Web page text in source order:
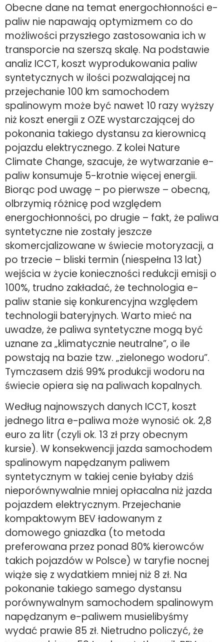
Obecne dane na temat energochłonności e-
paliw nie napawają optymizmem co do
możliwości przyszłego zastosowania ich w
transporcie na szerszą skalę. Na podstawie
analiz ICCT, koszt wyprodukowania paliw
syntetycznych w ilości pozwalającej na
przejechanie 100 km samochodem
spalinowym może być nawet 10 razy wyższy
niż koszt energii z OZE wystarczającej do
pokonania takiego dystansu za kierownicą
pojazdu elektrycznego. Z kolei Nature
Climate Change, szacuje, że wytwarzanie e-
paliw konsumuje 5-krotnie więcej energii.
Biorąc pod uwagę – po pierwsze – obecną,
olbrzymią różnicę pod względem
energochłonności, po drugie – fakt, że paliwa
syntetyczne nie zostały jeszcze
skomercjalizowane w świecie motoryzacji, a
po trzecie – bliski termin (niespełna 13 lat)
wejścia w życie konieczności redukcji emisji o
100%, trudno zakładać, że technologia e-
paliw stanie się konkurencyjna względem
technologii bateryjnych. Warto mieć na
uwadze, że paliwa syntetyczne mogą być
uznane za „klimatycznie neutralne”, o ile
powstają na bazie tzw. „zielonego wodoru”.
Tymczasem dziś 99% produkcji wodoru na
świecie opiera się na paliwach kopalnych.
Według najnowszych danych ICCT, koszt
jednego litra e-paliwa może wynosić ok. 2,8
euro za litr (czyli ok. 13 zł przy obecnym
kursie). W konsekwencji jazda samochodem
spalinowym napędzanym paliwem
syntetycznym w takiej cenie byłaby dziś
nieporównywalnie mniej opłacalna niż jazda
pojazdem elektrycznym. Przejechanie
kompaktowym BEV ładowanym z
domowego gniazdka (to metoda
preferowana przez ponad 80% kierowców
takich pojazdów w Polsce) w taryfie nocnej
wiąże się z wydatkiem mniej niż 8 zł. Na
pokonanie takiego samego dystansu
porównywalnym samochodem spalinowym
napędzanym e-paliwem musielibyśmy
wydać prawie 85 zł. Nietrudno policzyć, że